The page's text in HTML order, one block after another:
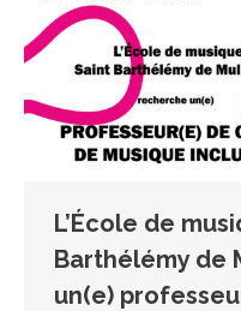
L’École de
Barthélémy de
un(e)